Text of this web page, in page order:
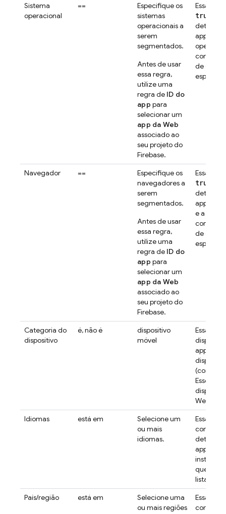
Sistema
operacional
==
Especifique os
sistemas
operacionais a
serem
segmentados.
Antes de usar
essa regra,
utilize uma
regra de ID do
app para
selecionar um
app da Web
associado ao
seu projeto do
Firebase.
Essa
true
app da
de
Navegador ==
Especifique os
navegadores a
serem
segmentados.
Antes de usar
essa regra,
utilize uma
regra de ID do
app para
selecionar um
app da Web
associado ao
seu projeto do
Firebase.
Essa
true
app da
e a
de
Categoria do
dispositivo
é, não é
dispositivo
móvel
Essa
app da
Esse tipo
Web.
Idiomas
está em
Selecione um
ou mais
idiomas.
Essa
como
app se a
que usa
listados.
País/região
está em
Selecione uma
ou mais regiões
Essa
como